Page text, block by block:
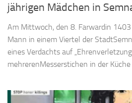
jährigen Mädchen in
Am Mittwoch, den 8. Farwardin
Mann in einem Viertel der
eines Verdachts auf
mehrerenMesserstichen in der Küche